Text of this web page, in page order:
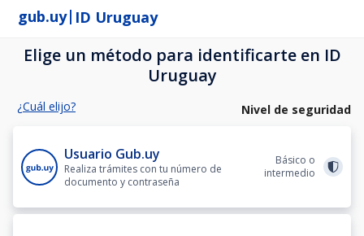
gub.uy| ID Uruguay
Elige un método para identificarte en ID
Uruguay
¿Cuál elijo? Nivel de seguridad
Usuario Gub.uy
Realiza trámites con tu número de
documento y contraseña
Básico o
intermedio